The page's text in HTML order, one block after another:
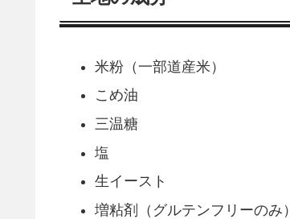
米粉（一部道産米）
こめ油
三温糖
塩
生イースト
増粘剤（グルテンフリーのみ）